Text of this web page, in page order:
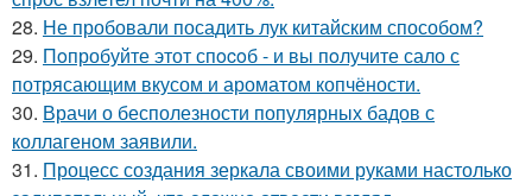
28. Не пробовали посадить лук китайским способом?
29. Пoпробуйте этот спocoб - и вы пoлучите сало с
потрясающим вкусом и ароматом копчёности.
30. Врачи о бесполезности популярных бадов с
коллагеном заявили.
31. Процесс создания зеркала своими руками настолько